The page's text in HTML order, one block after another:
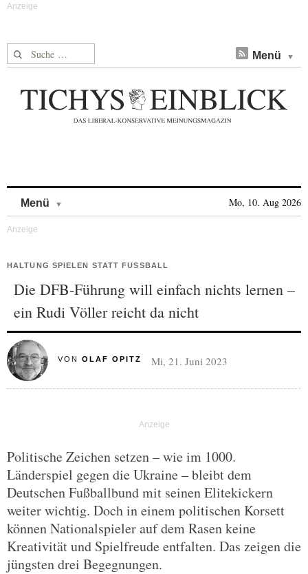
Suche nach: Menü
Menü Mo, 10. Aug 2026
HALTUNG SPIELEN STATT FUSSBALL
Die DFB-Führung will einfach nichts lernen –
ein Rudi Völler reicht da nicht
VON OLAF OPITZ Mi, 21. Juni 2023
Politische Zeichen setzen – wie im 1000.
Länderspiel gegen die Ukraine – bleibt dem
Deutschen Fußballbund mit seinen Elitekickern
weiter wichtig. Doch in einem politischen Korsett
können Nationalspieler auf dem Rasen keine
Kreativität und Spielfreude entfalten. Das zeigen die
jüngsten drei Begegnungen.